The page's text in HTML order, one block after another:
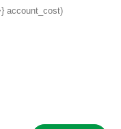
account_cost)